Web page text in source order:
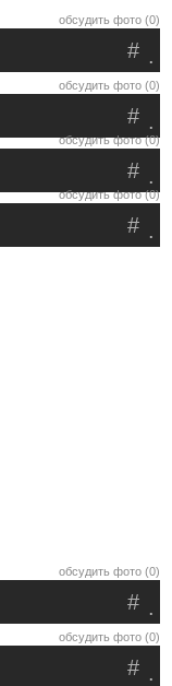
обсудить фото (0)
.
#
обсудить фото (0)
.
#
обсудить фото (0)
.
#
обсудить фото (0)
.
#
обсудить фото (0)
.
#
обсудить фото (0)
.
#